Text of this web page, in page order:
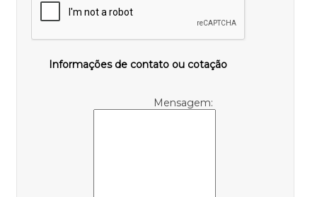
Informações de contato ou cotação
Mensagem: